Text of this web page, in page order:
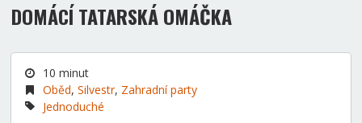
DOMÁCÍ TATARSKÁ OMÁČKA
10 minut
Oběd, Silvestr, Zahradní party
Jednoduché